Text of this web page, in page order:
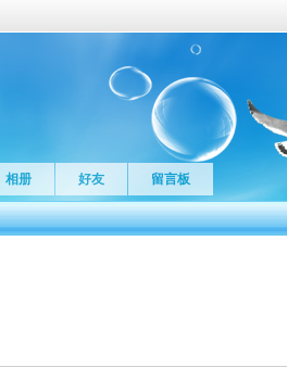
相册 好友 留言板